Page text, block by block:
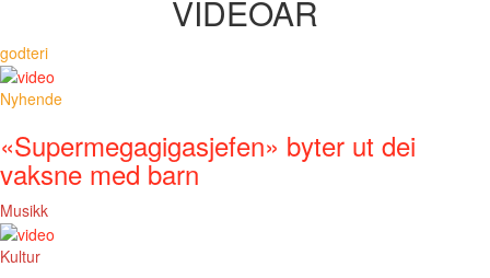
VIDEOAR
godteri
Nyhende
«Supermegagigasjefen» byter ut dei
vaksne med barn
Musikk
Kultur